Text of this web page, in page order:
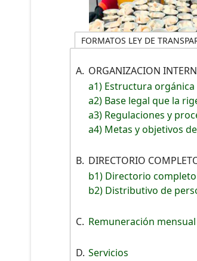
FORMATOS LEY DE
A. ORGANIZACION
a1) Estructura
a2) Base legal que la
a3) Regulaciones y
a4) Metas y objetivos
B. DIRECTORIO
b1) Directorio
b2) Distributivo de
C. Remuneración
D. Servicios